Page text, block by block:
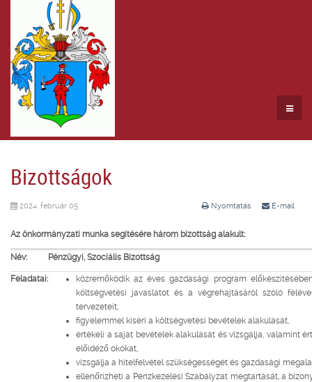
Bizottságok
Nyomtatás E-mail
2024. február 05.
Az önkormányzati munka segítésére három bizottság alakult:
Név: Pénzügyi, Szociális Bizottság
Feladatai:
közremőködik az éves gazdasági program
költségvetési javaslatot és a végrehajtásáról szóló
tervezeteit,
figyelemmel kíséri a költségvetési bevételek alakulását,
értékeli a saját bevételek alakulását és vizsgálja, valamint
előidéző okokat,
vizsgálja a hitelfelvétel szükségességét és gazdasági
ellenőrizheti a Pénzkezelési Szabályzat megtartását, a